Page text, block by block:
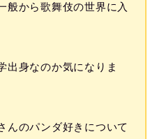
般から歌舞伎の世界に入
出身なのか気になりま
んのパンダ好きについて